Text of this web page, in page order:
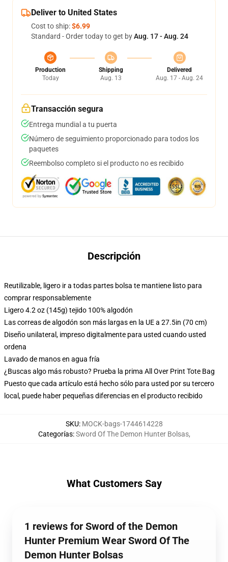
Deliver to United States
Cost to ship:$6.99
Standard - Order today to get byAug. 17 - Aug. 24
Production
Today
Shipping
Aug. 13
Delivered
Aug. 17 - Aug. 24
Transacción segura
Entrega mundial a tu puerta
Número de seguimiento proporcionado para todos los
paquetes
Reembolso completo si el producto no es recibido
Descripción
Reutilizable, ligero ir a todas partes bolsa te mantiene listo para
comprar responsablemente
Ligero 4.2 oz (145g) tejido 100% algodón
Las correas de algodón son más largas en la UE a 27.5in (70 cm)
Diseño unilateral, impreso digitalmente para usted cuando usted
ordena
Lavado de manos en agua fría
¿Buscas algo más robusto? Prueba la prima All Over Print Tote Bag
Puesto que cada artículo está hecho sólo para usted por su tercero
local, puede haber pequeñas diferencias en el producto recibido
SKU: MOCK-bags-1744614228
Categorías:Sword Of The Demon Hunter Bolsas,
What Customers Say
1 reviews for Sword of the Demon
Hunter Premium Wear Sword Of The
Demon Hunter Bolsas